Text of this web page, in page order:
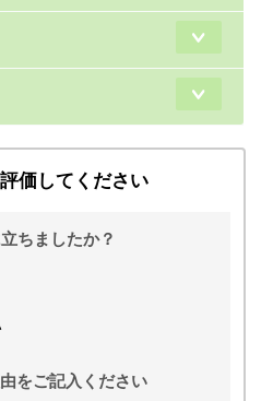
価してください
ちましたか？
をご記入ください